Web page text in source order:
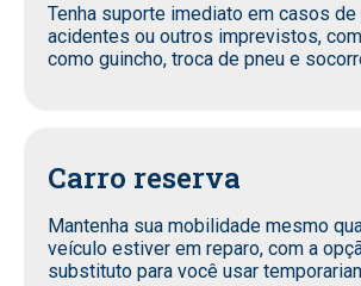
Tenha suporte imediato em casos de
acidentes ou outros imprevistos,
como guincho, troca de pneu e
Carro reserva
Mantenha sua mobilidade mesmo
veículo estiver em reparo, com a
substituto para você usar